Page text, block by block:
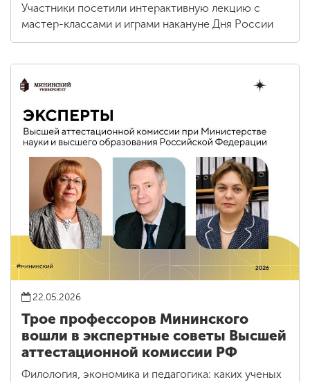
Участники посетили интерактивную лекцию с
мастер-классами и играми накануне Дня России
22.05.2026
Трое профессоров Мининского
вошли в экспертные советы Высшей
аттестационной комиссии РФ
Филология, экономика и педагогика: каких ученых